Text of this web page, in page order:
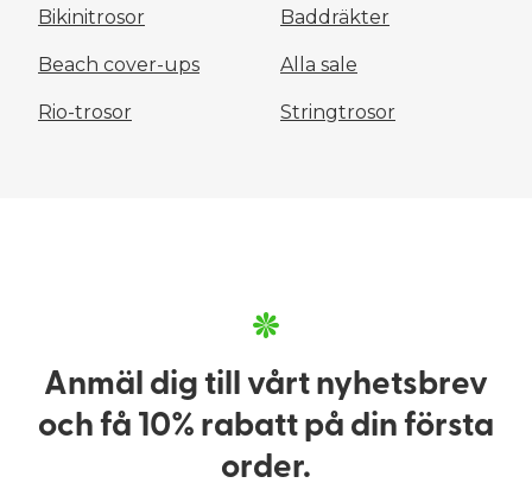
Bikinitrosor Baddräkter
Beach cover-ups Alla sale
Rio-trosor Stringtrosor
Anmäl dig till vårt nyhetsbrev
och få 10% rabatt på din första
order.